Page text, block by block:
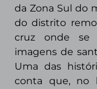
da Zona Sul do
do distrito
cruz onde se
imagens de
Uma das
conta que, no